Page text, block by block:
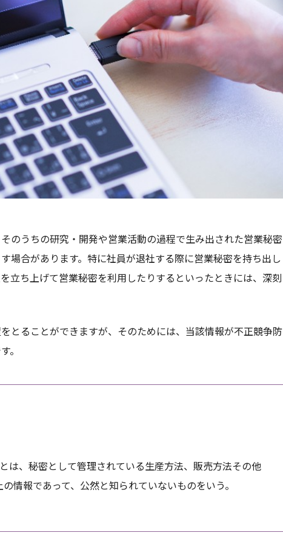
のうちの研究・開発や営業活動の過程で生み出された営業秘密
場合があります。特に社員が退社する際に営業秘密を持ち出し
立ち上げて営業秘密を利用したりするといったときには、深刻
とることができますが、そのためには、当該情報が不正競争防
。
、秘密として管理されている生産方法、販売方法その他
情報であって、公然と知られていないものをいう。